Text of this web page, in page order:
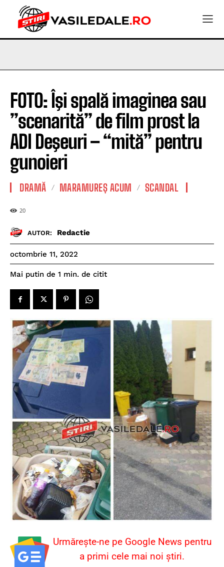
FOTO: Îşi spală imaginea sau
”scenarită” de film prost la
ADI Deşeuri – “mită” pentru
gunoieri
DRAMĂ MARAMUREȘ ACUM SCANDAL
20
AUTOR: Redactie
octombrie 11, 2022
Mai putin de 1 min. de citit
Urmărește-ne pe Google News pentru
a primi cele mai noi știri.